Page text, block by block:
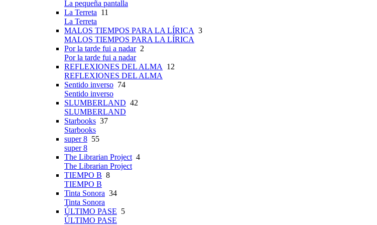
La pequeña pantalla
La Terreta 11
La Terreta
MALOS TIEMPOS PARA LA LÍRICA 3
MALOS TIEMPOS PARA LA LÍRICA
Por la tarde fui a nadar2
Por la tarde fui a nadar
REFLEXIONES DEL ALMA 12
REFLEXIONES DEL ALMA
Sentido inverso 74
Sentido inverso
SLUMBERLAND 42
SLUMBERLAND
Starbooks 37
Starbooks
super 8 55
super 8
The Librarian Project4
The Librarian Project
TIEMPO B 8
TIEMPO B
Tinta Sonora 34
Tinta Sonora
ÚLTIMO PASE 5
ÚLTIMO PASE